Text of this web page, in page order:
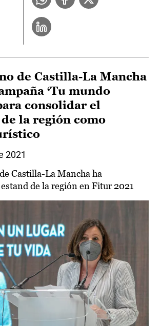
de Castilla-La Mancha
‘Tu mundo
consolidar el
la región como
2021
Castilla-La Mancha ha
de la región en Fitur 2021